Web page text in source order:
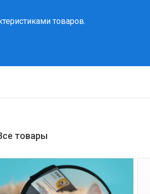
товаров.
товары